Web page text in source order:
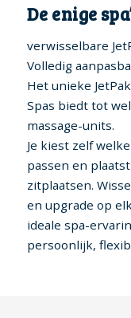
De enige
verwisselbare
Volledig
Het unieke
Spas biedt tot
massage-units.
Je kiest zelf
passen en
zitplaatsen.
en upgrade op
ideale spa-
persoonlijk,